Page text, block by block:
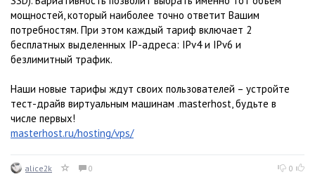
мощностей, который наиболее точно ответит Вашим
потребностям. При этом каждый тариф включает 2
бесплатных выделенных IP-адреса: IPv4 и IPv6 и
безлимитный трафик.
Наши новые тарифы ждут своих пользователей – устройте
тест-драйв виртуальным машинам .masterhost, будьте в
числе первых!
masterhost.ru/hosting/vps/
alice2k 0 0